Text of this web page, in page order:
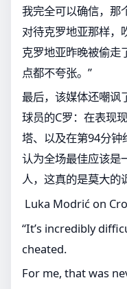
我完全可以确信，那
对待克罗地亚那样，
克罗地亚昨晚被偷走
点都不夸张。”
最后，该媒体还嘲讽
球员的C罗：在表现
塔、以及在第94分
认为全场最佳应该是
人，这真的是莫大的
Luka Modrić on
“It’s incredibly
cheated.
For me, that was